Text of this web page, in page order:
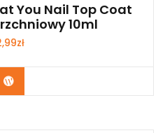
You Nail Top Coat
10ml
zł
Zobacz